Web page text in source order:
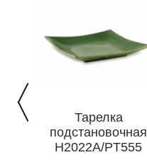
Тарелка
подстановочная
H2022A/PT555